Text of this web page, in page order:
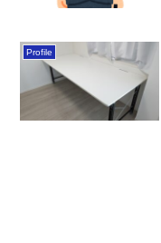
Profile